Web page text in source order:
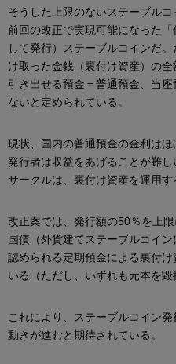
そうした上限のないステーブルコ
前回の改正で実現可能になった
して発行）ステーブルコインだ
け取った金銭（裏付け資産）の
引き出せる預金＝普通預金、当
ないと定められている。
現状、国内の普通預金の金利は
発行者は収益をあげることが難
サークルは、裏付け資産を運用す
改正案では、発行額の50％を上
国債（外貨建てステーブルコイ
認められる定期預金による裏付
いる（ただし、いずれも元本を毀
これにより、ステーブルコイン
動きが進むと期待されている。